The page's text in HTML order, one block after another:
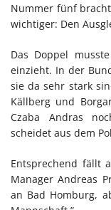
Nummer fünf
wichtiger: Den
Das Doppel
einzieht. In der
sie da sehr stark
Källberg und
Czaba Andras
scheidet aus dem
Entsprechend fällt
Manager Andreas
an Bad Homburg,